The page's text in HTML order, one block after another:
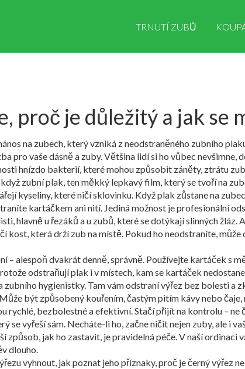
TRNUTÍ ZUBŮ
proč je důležitý a jak se
na zubech, který vzniká z neodstraněného zubního
pro vaše dásně a zuby.Většina lidí si ho vůbec nevšimne,
hnízdo bakterií, které mohou způsobit záněty, ztrátu
zubní plak,ten měkký lepkavý film, který se tvoří na
kyseliny, které ničí sklovinku. Když plak zůstane na
kartáčkem ani nití. Jediná možnost je profesionální
hlavně u řezáků a u zubů, které se dotýkají slinných žláz.
kost, která drží zub na místě. Pokud ho neodstraníte,
– alespoň dvakrát denně, správně. Používejte kartáček s
odstraňují plak i v místech, kam se kartáček
zubního hygienistky. Tam vám odstraní výřez bez bolesti a
být způsobený kouřením, častým pitím kávy nebo
bezbolestné a efektivní. Stačí přijít na kontrolu – ne
se vyřeší sám. Necháte-li ho, začne ničit nejen zuby, ale i
způsob, jak ho zastavit, je pravidelná péče. V naší
dlouho.
vyhnout, jak poznat jeho příznaky, proč je černý výřez